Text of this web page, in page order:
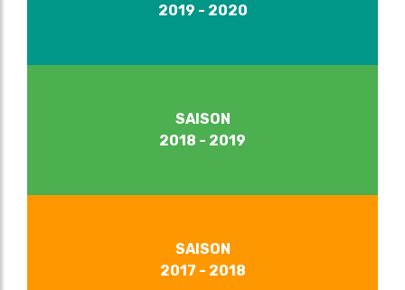
2019 - 2020
SAISON
2018 - 2019
SAISON
2017 - 2018